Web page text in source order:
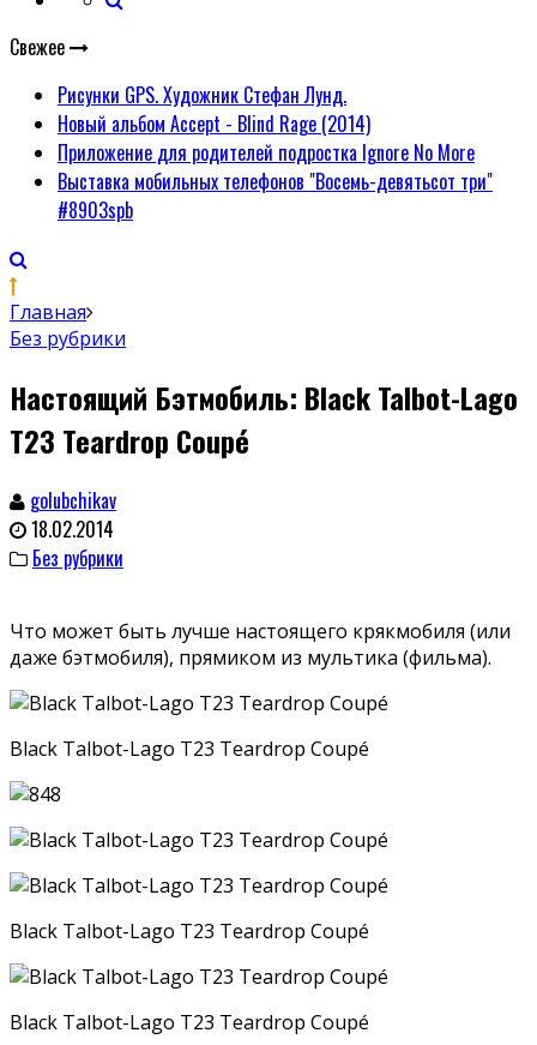
Свежее
Рисунки GPS. Художник Стефан Лунд.
Новый альбом Accept - Blind Rage (2014)
Приложение для родителей подростка Ignore No More
Выставка мобильных телефонов "Восемь-девятьсот три"
#8903spb
Главная
Без рубрики
Настоящий Бэтмобиль: Black Talbot-Lago
T23 Teardrop Coupé
golubchikav
18.02.2014
Без рубрики
Что может быть лучше настоящего крякмобиля (или
даже бэтмобиля), прямиком из мультика (фильма).
Black Talbot-Lago T23 Teardrop Coupé
Black Talbot-Lago T23 Teardrop Coupé
Black Talbot-Lago T23 Teardrop Coupé